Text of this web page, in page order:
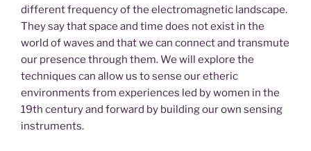
different frequency of the electromagnetic landscape.
They say that space and time does not exist in the
world of waves and that we can connect and transmute
our presence through them. We will explore the
techniques can allow us to sense our etheric
environments from experiences led by women in the
19th century and forward by building our own sensing
instruments.